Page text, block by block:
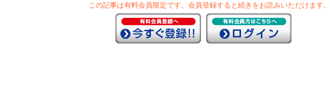
この記事は有料会員限定です。 会員登録すると続きをお読みいただけます。